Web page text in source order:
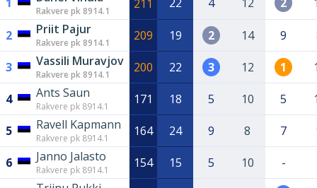
1
Rakvere pk 8914.1 211 22 4 12 2
2 Priit Pajur
Rakvere pk 8914.1 209 19 2 14 9
3 Vassili Muravjov
Rakvere pk 8914.1 200 22 3 12 1
4 Ants Saun
Rakvere pk 8914.1 171 18 5 10 5
5 Ravell Kapmann
Rakvere pk 8914.1 164 24 9 8 7
6 Janno Jalasto
Rakvere pk 8914.1 154 15 5 10 -